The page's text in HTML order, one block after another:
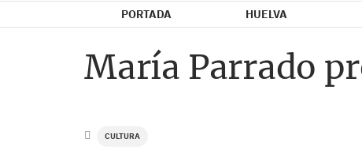
PORTADA HUELVA
María Parrado
CULTURA